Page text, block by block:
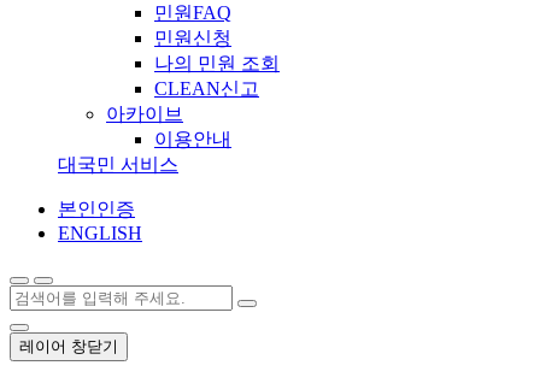
민원FAQ
민원신청
나의 민원 조회
CLEAN신고
아카이브
이용안내
대국민 서비스
본인인증
ENGLISH
레이어 창닫기